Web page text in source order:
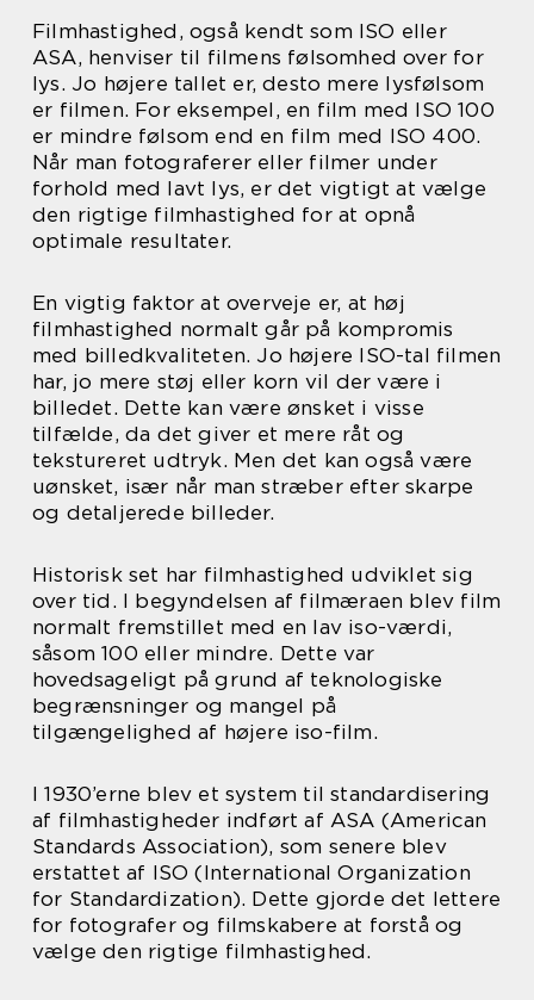
Filmhastighed, også kendt som ISO eller
ASA, henviser til filmens følsomhed over for
lys. Jo højere tallet er, desto mere lysfølsom
er filmen. For eksempel, en film med ISO 100
er mindre følsom end en film med ISO 400.
Når man fotograferer eller filmer under
forhold med lavt lys, er det vigtigt at vælge
den rigtige filmhastighed for at opnå
optimale resultater.
En vigtig faktor at overveje er, at høj
filmhastighed normalt går på kompromis
med billedkvaliteten. Jo højere ISO-tal filmen
har, jo mere støj eller korn vil der være i
billedet. Dette kan være ønsket i visse
tilfælde, da det giver et mere råt og
tekstureret udtryk. Men det kan også være
uønsket, især når man stræber efter skarpe
og detaljerede billeder.
Historisk set har filmhastighed udviklet sig
over tid. I begyndelsen af filmæraen blev film
normalt fremstillet med en lav iso-værdi,
såsom 100 eller mindre. Dette var
hovedsageligt på grund af teknologiske
begrænsninger og mangel på
tilgængelighed af højere iso-film.
I 1930’erne blev et system til standardisering
af filmhastigheder indført af ASA (American
Standards Association), som senere blev
erstattet af ISO (International Organization
for Standardization). Dette gjorde det lettere
for fotografer og filmskabere at forstå og
vælge den rigtige filmhastighed.